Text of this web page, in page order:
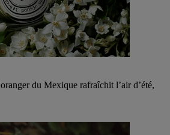
du Mexique rafraîchit l’air d’été,